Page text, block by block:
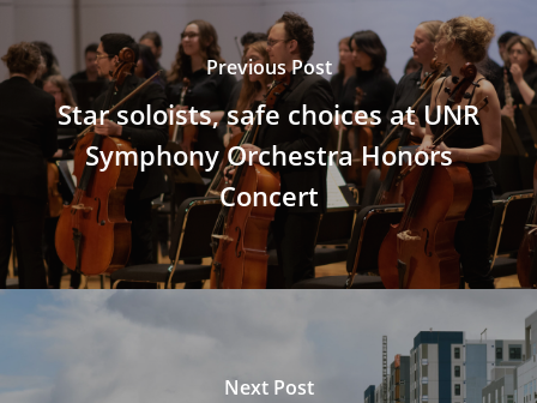
Previous Post
Star soloists, safe choices at UNR
Symphony Orchestra Honors
Concert
Next Post